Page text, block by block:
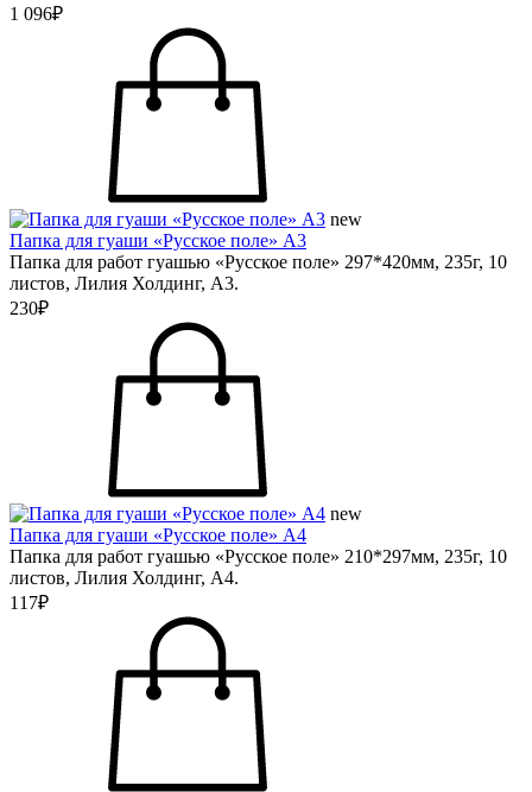
1 096₽
new
Папка для гуаши «Русское поле» А3
Папка для работ гуашью «Русское поле» 297*420мм, 235г, 10
листов, Лилия Холдинг, А3.
230₽
new
Папка для гуаши «Русское поле» А4
Папка для работ гуашью «Русское поле» 210*297мм, 235г, 10
листов, Лилия Холдинг, А4.
117₽